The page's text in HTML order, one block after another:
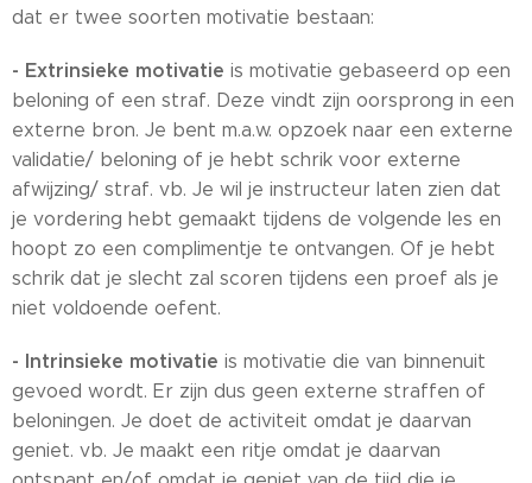
dat er twee soorten motivatie bestaan:
- Extrinsieke motivatie is motivatie gebaseerd op een
beloning of een straf. Deze vindt zijn oorsprong in een
externe bron. Je bent m.a.w. opzoek naar een externe
validatie/ beloning of je hebt schrik voor externe
afwijzing/ straf. vb. Je wil je instructeur laten zien dat
je vordering hebt gemaakt tijdens de volgende les en
hoopt zo een complimentje te ontvangen. Of je hebt
schrik dat je slecht zal scoren tijdens een proef als je
niet voldoende oefent.
- Intrinsieke motivatie is motivatie die van binnenuit
gevoed wordt. Er zijn dus geen externe straffen of
beloningen. Je doet de activiteit omdat je daarvan
geniet. vb. Je maakt een ritje omdat je daarvan